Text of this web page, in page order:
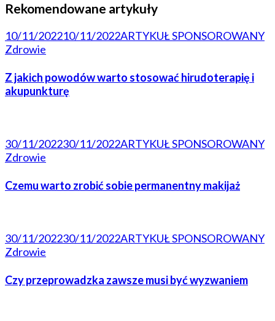
Rekomendowane artykuły
10/11/202210/11/2022ARTYKUŁ SPONSOROWANY
Zdrowie
Z jakich powodów warto stosować hirudoterapię i
akupunkturę
30/11/202230/11/2022ARTYKUŁ SPONSOROWANY
Zdrowie
Czemu warto zrobić sobie permanentny makijaż
30/11/202230/11/2022ARTYKUŁ SPONSOROWANY
Zdrowie
Czy przeprowadzka zawsze musi być wyzwaniem